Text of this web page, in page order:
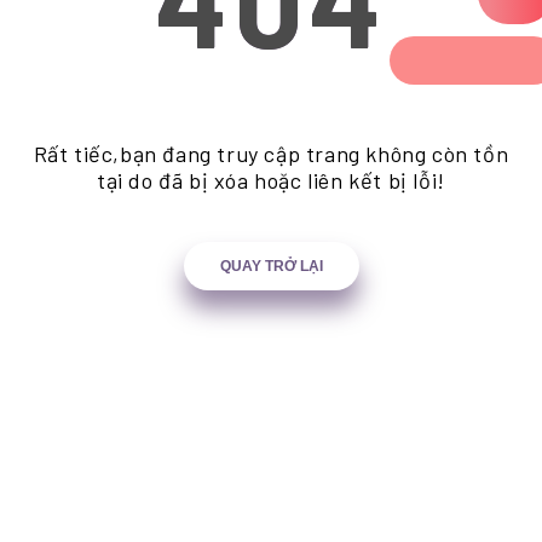
Rất tiếc,bạn đang truy cập trang không còn tồn
tại do đã bị xóa hoặc liên kết bị lỗi!
QUAY TRỞ LẠI